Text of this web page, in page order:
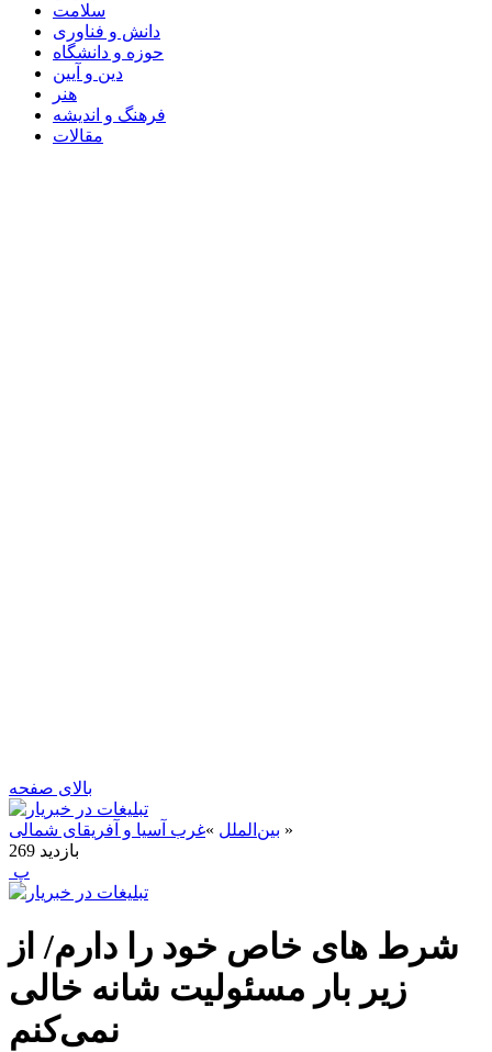
سلامت
دانش و فناوری
حوزه و دانشگاه
دین و آیین
هنر
فرهنگ و اندیشه
مقالات
بالای صفحه
بین‌الملل »غرب آسیا و آفریقای شمالی
»
269 بازدید
‍ پ
شرط های خاص خود را دارم/ از
زیر بار مسئولیت شانه خالی
نمی‌کنم